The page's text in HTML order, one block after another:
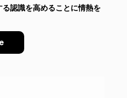
認識を高めることに情熱を